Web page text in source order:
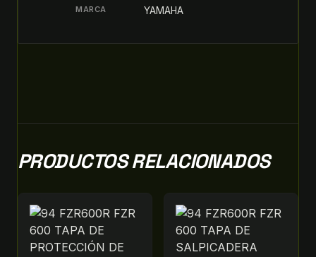
MARCA YAMAHA
PRODUCTOS RELACIONADOS